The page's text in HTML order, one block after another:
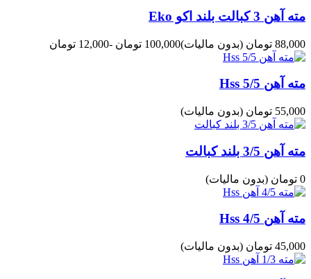
مته آهن 3 کبالت بلند اکو Eko
88,000 تومان (بدون مالیات)100,000 تومان -12,000 تومان
مته آهن 5/5 Hss
55,000 تومان (بدون مالیات)
مته آهن 3/5 بلند کبالت
0 تومان (بدون مالیات)
مته آهن 4/5 Hss
45,000 تومان (بدون مالیات)